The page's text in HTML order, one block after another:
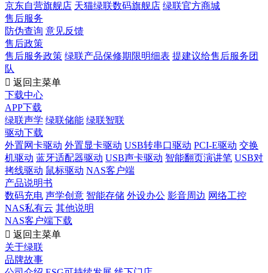
京东自营旗舰店 天猫绿联数码旗舰店 绿联官方商城
售后服务
防伪查询 意见反馈
售后政策
售后服务政策 绿联产品保修期限明细表 提建议给售后服务团
队
 返回主菜单
下载中心
APP下载
绿联声学 绿联储能 绿联智联
驱动下载
外置网卡驱动 外置显卡驱动 USB转串口驱动 PCI-E驱动 交换
机驱动 蓝牙适配器驱动 USB声卡驱动 智能翻页演讲笔 USB对
拷线驱动 鼠标驱动 NAS客户端
产品说明书
数码充电 声学创意 智能存储 外设办公 影音周边 网络工控
NAS私有云 其他说明
NAS客户端下载
 返回主菜单
关于绿联
品牌故事